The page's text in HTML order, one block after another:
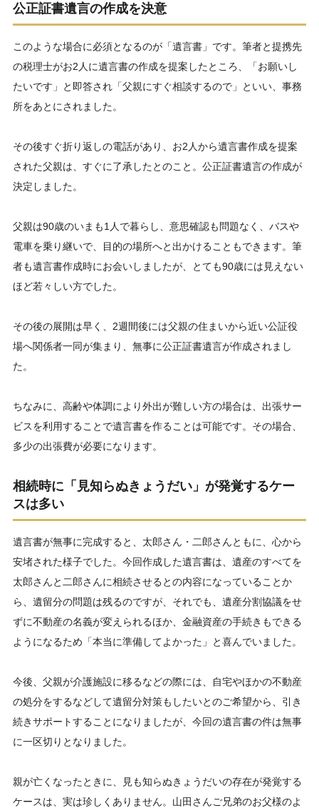
公正証書遺言の作成を決意
このような場合に必須となるのが「遺言書」です。筆者と提携先
の税理士がお2人に遺言書の作成を提案したところ、「お願いし
たいです」と即答され「父親にすぐ相談するので」といい、事務
所をあとにされました。
その後すぐ折り返しの電話があり、お2人から遺言書作成を提案
された父親は、すぐに了承したとのこと。公正証書遺言の作成が
決定しました。
父親は90歳のいまも1人で暮らし、意思確認も問題なく、バスや
電車を乗り継いで、目的の場所へと出かけることもできます。筆
者も遺言書作成時にお会いしましたが、とても90歳には見えない
ほど若々しい方でした。
その後の展開は早く、2週間後には父親の住まいから近い公証役
場へ関係者一同が集まり、無事に公正証書遺言が作成されまし
た。
ちなみに、高齢や体調により外出が難しい方の場合は、出張サー
ビスを利用することで遺言書を作ることは可能です。その場合、
多少の出張費が必要になります。
相続時に「見知らぬきょうだい」が発覚するケー
スは多い
遺言書が無事に完成すると、太郎さん・二郎さんともに、心から
安堵された様子でした。今回作成した遺言書は、遺産のすべてを
太郎さんと二郎さんに相続させるとの内容になっていることか
ら、遺留分の問題は残るのですが、それでも、遺産分割協議をせ
ずに不動産の名義が変えられるほか、金融資産の手続きもできる
ようになるため「本当に準備してよかった」と喜んでいました。
今後、父親が介護施設に移るなどの際には、自宅やほかの不動産
の処分をするなどして遺留分対策もしたいとのご希望から、引き
続きサポートすることになりましたが、今回の遺言書の件は無事
に一区切りとなりました。
親が亡くなったときに、見も知らぬきょうだいの存在が発覚する
ケースは、実は珍しくありません。山田さんご兄弟のお父様のよ